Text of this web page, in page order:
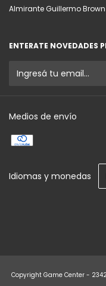
Almirante Guillermo Brown
ENTERATE NOVEDADES
Medios de envío
Idiomas y monedas
Copyright Game Center -